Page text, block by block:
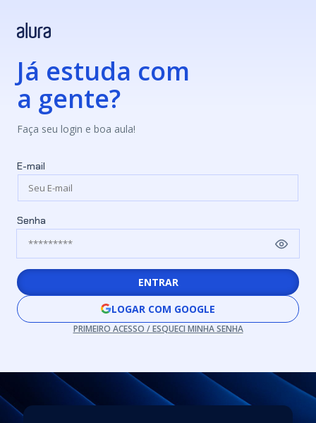
Já estuda com
a gente?
Faça seu login e boa aula!
E-mail
Senha
ENTRAR
LOGAR COM GOOGLE
PRIMEIRO ACESSO / ESQUECI MINHA SENHA